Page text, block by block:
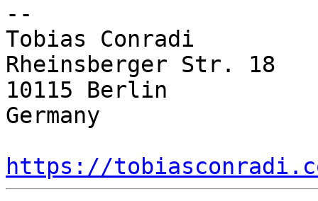
--
Tobias Conradi
Rheinsberger Str. 18
10115 Berlin
Germany
https://